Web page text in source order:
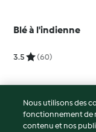
Blé à l'indienne
3.5 (60)
© Copyright 2026
Nous utilisons des
fonctionnement de
contenu et nos